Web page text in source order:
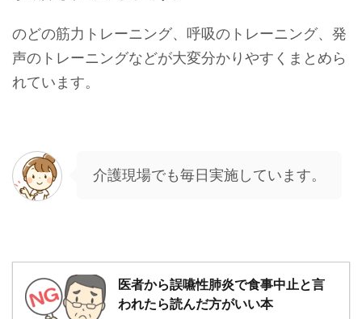
のどの筋力トレーニング、呼吸のトレーニング、発
声のトレーニングなどが大変分かりやすくまとめら
れています。
介護現場でも毎日実施しています。
医者から誤嚥性肺炎で食事中止と言
われたら読んだ方がいい本